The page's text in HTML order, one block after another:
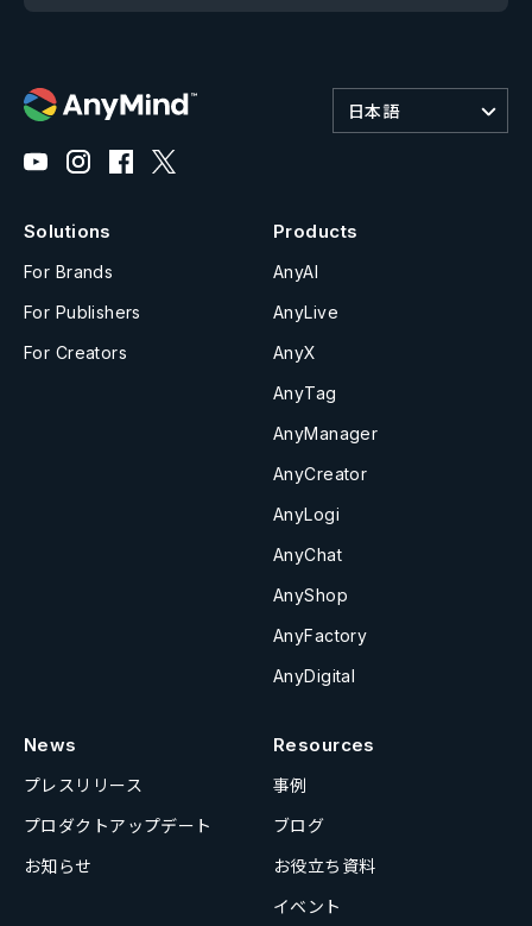
日本語
Solutions
For Brands
For Publishers
For Creators
Products
AnyAI
AnyLive
AnyX
AnyTag
AnyManager
AnyCreator
AnyLogi
AnyChat
AnyShop
AnyFactory
AnyDigital
News
プレスリリース
プロダクトアップデート
お知らせ
Resources
事例
ブログ
お役立ち資料
イベント